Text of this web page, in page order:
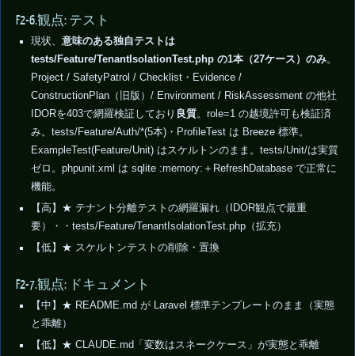
F2-6.観点: テスト
現状、 意味のある独自テストは
tests/Feature/TenantIsolationTest.php の1本（27ケース）のみ。
Project / SafetyPatrol / Checklist・Evidence /
ConstructionPlan（旧版）/ Environment / RiskAssessment の他社
IDORを403で網羅検証しており 良質。role=1 の越境許可も検証済
み。tests/Feature/Auth/*(5本)・ProfileTest は Breeze 標準。
ExampleTest(Feature/Unit) はスケルトンのまま。tests/Unit/は実質
ゼロ。phpunit.xml は sqlite :memory:＋RefreshDatabase で正常に
機能。
【高】★ テナント分離テストの網羅漏れ（IDOR観点で最重
要）・・tests/Feature/TenantIsolationTest.php（拡充）
【低】★ スケルトンテストの削除・置換
F2-7.観点: ドキュメント
【中】★ README.md が Laravel 標準テンプレートのまま（実態
と乖離）
【低】★ CLAUDE.md「変数はスネークケース」が実態と乖離